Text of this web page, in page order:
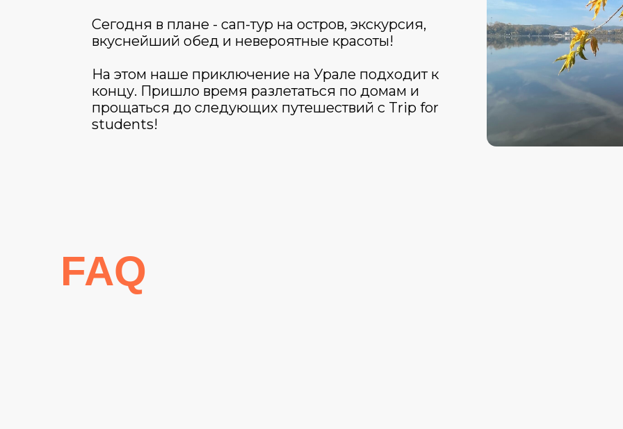
Сегодня в плане - сап-тур на остров, экскурсия,
вкуснейший обед и невероятные красоты!
На этом наше приключение на Урале подходит к
концу. Пришло время разлетаться по домам и
прощаться до следующих путешествий с Trip for
students!
FAQ